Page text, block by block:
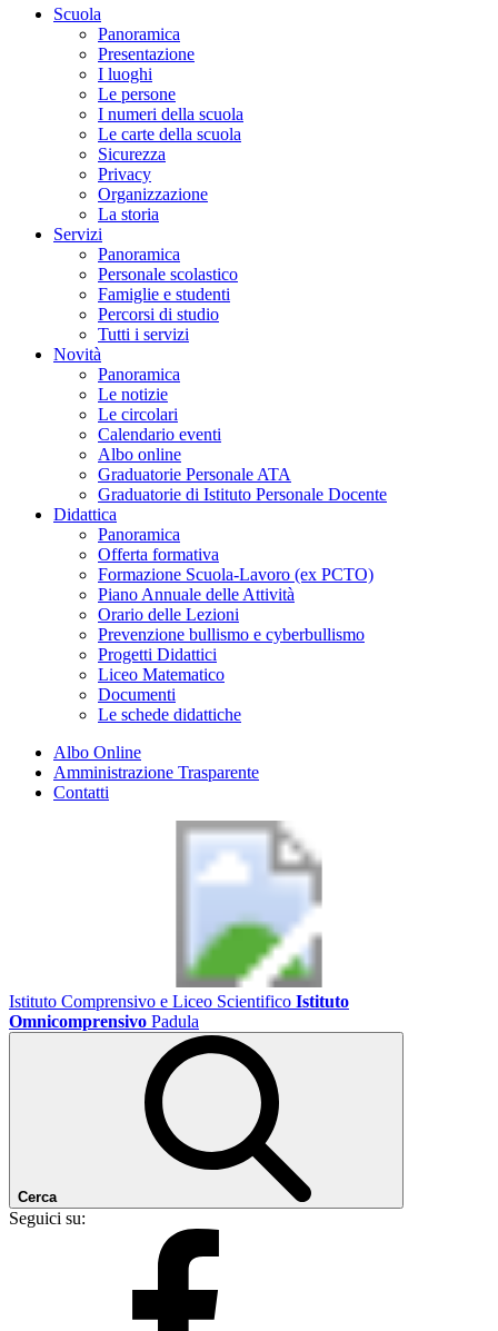
Scuola
Panoramica
Presentazione
I luoghi
Le persone
I numeri della scuola
Le carte della scuola
Sicurezza
Privacy
Organizzazione
La storia
Servizi
Panoramica
Personale scolastico
Famiglie e studenti
Percorsi di studio
Tutti i servizi
Novità
Panoramica
Le notizie
Le circolari
Calendario eventi
Albo online
Graduatorie Personale ATA
Graduatorie di Istituto Personale Docente
Didattica
Panoramica
Offerta formativa
Formazione Scuola-Lavoro (ex PCTO)
Piano Annuale delle Attività
Orario delle Lezioni
Prevenzione bullismo e cyberbullismo
Progetti Didattici
Liceo Matematico
Documenti
Le schede didattiche
Albo Online
Amministrazione Trasparente
Contatti
Istituto Comprensivo e Liceo Scientifico Istituto
Omnicomprensivo Padula
Cerca
Seguici su: